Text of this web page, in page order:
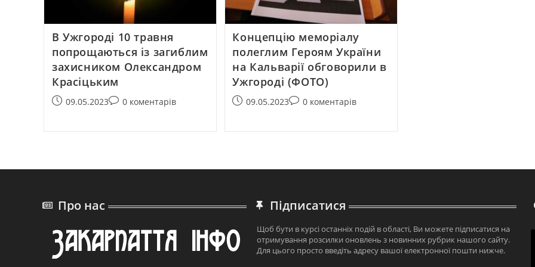
В Ужгороді 10 травня
попрощаються із загиблим
захисником Олександром
Красіцьким
09.05.2023 0 коментарів
Концепцію меморіалу
полеглим Героям України
на Кальварії обговорили в
Ужгороді (ФОТО)
09.05.2023 0 коментарів
Про нас Підписатися
Щоб бути в курсі останніх подій в області, Ви можете підписатися на
отримування розсилки оновлень з новинних рубрик нашого сайту.
Для цього просто введіть адресу вашої електронної пошти нижче.